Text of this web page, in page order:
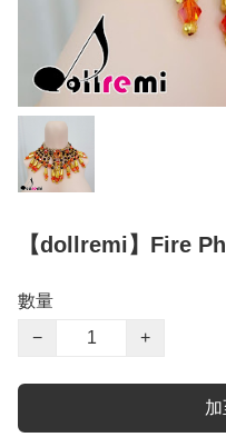
【dollremi】Fire
數量
−
+